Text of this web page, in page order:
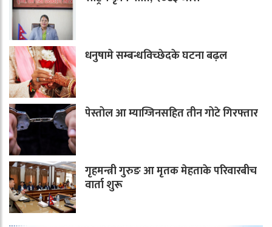
धनुषामे सम्बन्धविच्छेदके घटना बढ़ल
पेस्तोल आ म्याग्जिनसहित तीन गोटे गिरफ्तार
गृहमन्त्री गुरुङ आ मृतक मेहताके परिवारबीच
वार्ता शुरू